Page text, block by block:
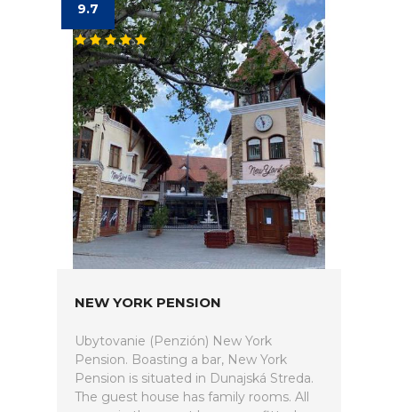
9.7
NEW YORK PENSION
Ubytovanie (Penzión) New York
Pension. Boasting a bar, New York
Pension is situated in Dunajská Streda.
The guest house has family rooms. All